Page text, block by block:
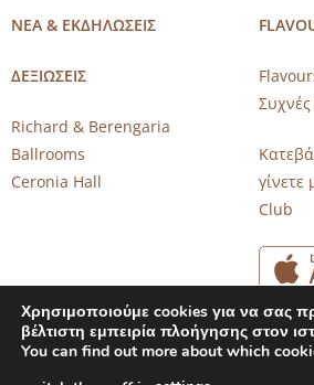
ΝΕΑ & ΕΚΔΗΛΩΣΕΙΣ
ΔΕΞΙΩΣΕΙΣ
Richard & Berengaria
Ballrooms
Ceronia Hall
γίνετε
Club
Χρησιμοποιούμε cookies για να σας
βέλτιστη εμπειρία πλοήγησης στον
You can find out more about which